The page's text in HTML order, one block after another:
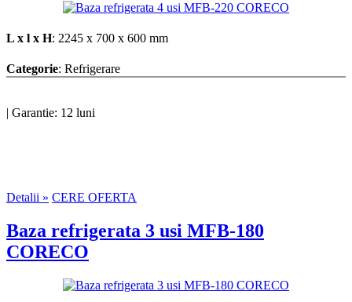
L x l x H: 2245 x 700 x 600 mm
Categorie: Refrigerare
| Garantie: 12 luni
Detalii » CERE OFERTA
Baza refrigerata 3 usi MFB-180
CORECO